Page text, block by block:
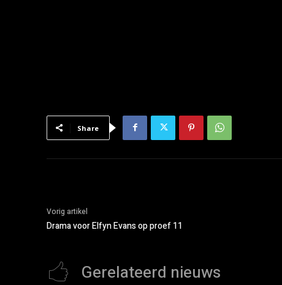
Share
Vorig artikel
Drama voor Elfyn Evans op proef 11
Gerelateerd nieuws